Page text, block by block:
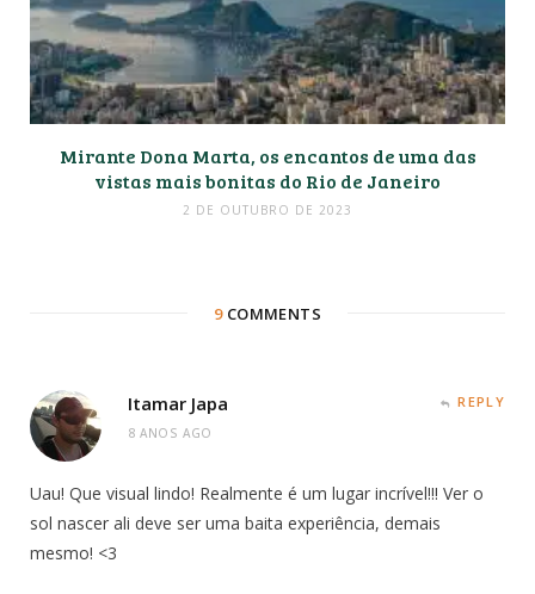
Mirante Dona Marta, os encantos de uma das
vistas mais bonitas do Rio de Janeiro
2 DE OUTUBRO DE 2023
9COMMENTS
Itamar Japa
8 ANOS AGO
REPLY
Uau! Que visual lindo! Realmente é um lugar incrível!!! Ver o
sol nascer ali deve ser uma baita experiência, demais
mesmo! <3